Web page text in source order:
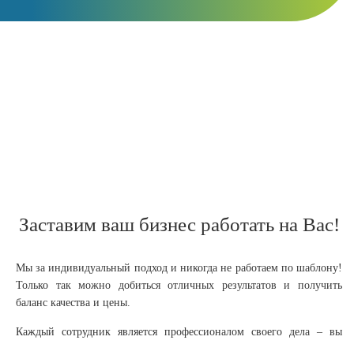
Заставим ваш бизнес работать на Вас!
Мы за индивидуальный подход и никогда не работаем по шаблону!
Только так можно добиться отличных результатов и получить
баланс качества и цены.
Каждый сотрудник является профессионалом своего дела – вы